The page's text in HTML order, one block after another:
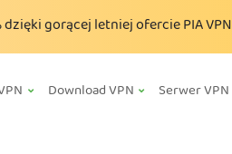
dzięki gorącej letniej ofercie PIA VPN
Download VPN Serwer VPN